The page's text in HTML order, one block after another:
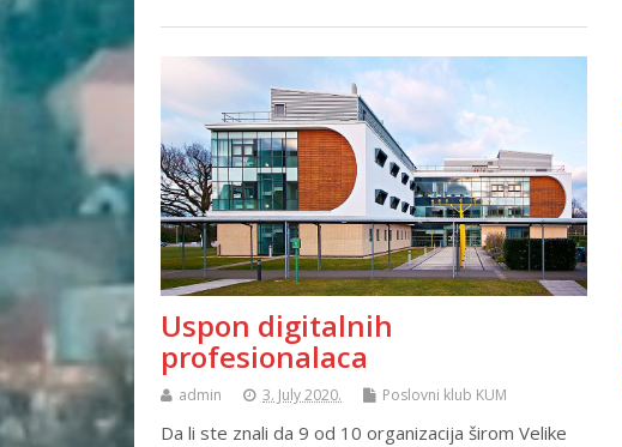
Uspon digitalnih
profesionalaca
admin 3. July 2020. Poslovni klub KUM
Da li ste znali da 9 od 10 organizacija širom Velike